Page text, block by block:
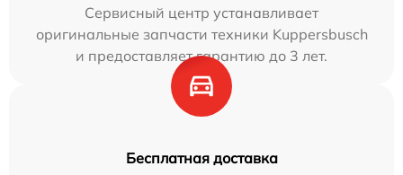
Сервисный центр устанавливает
оригинальные запчасти техники Kuppersbusch
и предоставляет гарантию до 3 лет.
Бесплатная доставка